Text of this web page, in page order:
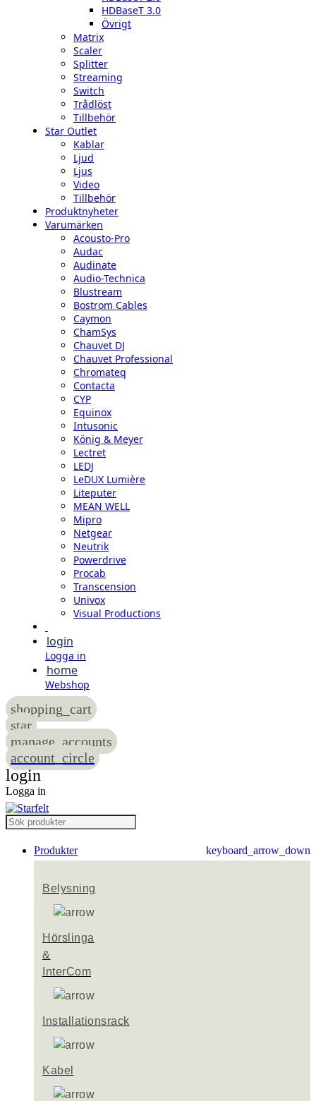
HDBaseT 3.0
Övrigt
Matrix
Scaler
Splitter
Streaming
Switch
Trådlöst
Tillbehör
Star Outlet
Kablar
Ljud
Ljus
Video
Tillbehör
Produktnyheter
Varumärken
Acousto-Pro
Audac
Audinate
Audio-Technica
Blustream
Bostrom Cables
Caymon
ChamSys
Chauvet DJ
Chauvet Professional
Chromateq
Contacta
CYP
Equinox
Intusonic
König & Meyer
Lectret
LEDJ
LeDUX Lumière
Liteputer
MEAN WELL
Mipro
Netgear
Neutrik
Powerdrive
Procab
Transcension
Univox
Visual Productions
login
Logga in
home
Webshop
shopping_cart
star
manage_accounts
account_circle
login
Logga in
Produkter keyboard_arrow_down
Belysning
Hörslinga
&
InterCom
Installationsrack
Kabel